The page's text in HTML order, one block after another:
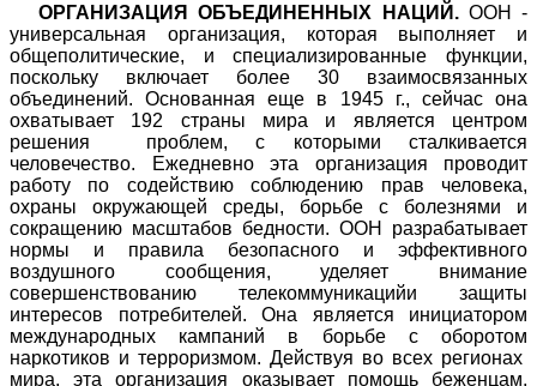
ОРГАНИЗАЦИЯ ОБЪЕДИНЕННЫХ НАЦИЙ. ООН -
универсальная организация, которая выполняет и
общеполитические, и специализированные функции,
поскольку включает более 30 взаимосвязанных
объединений. Основанная еще в 1945 г., сейчас она
охватывает 192 страны мира и является центром
решения
проблем, с которыми сталкивается
человечество. Ежедневно эта организация проводит
работу по содействию соблюдению прав человека,
охраны окружающей среды, борьбе с болезнями и
сокращению масштабов бедности. ООН разрабатывает
нормы и правила безопасного и эффективного
воздушного сообщения, уделяет внимание
совершенствованию телекоммуникацийи защиты
интересов потребителей. Она является инициатором
международных кампаний в борьбе с оборотом
наркотиков и терроризмом. Действуя во всех регионах
мира, эта организация оказывает помощь беженцам,